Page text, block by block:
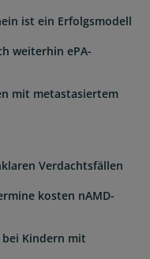
ist ein Erfolgsmodell
weiterhin ePA-
mit metastasiertem
Verdachtsfällen
kosten nAMD-
bei Kindern mit